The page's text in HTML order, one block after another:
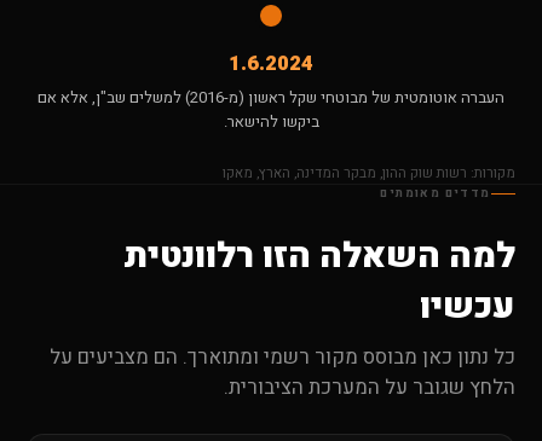
1.6.2024
העברה אוטומטית של מבוטחי שקל ראשון (מ-2016) למשלים שב"ן, אלא אם
ביקשו להישאר.
מקורות: רשות שוק ההון, מבקר המדינה, הארץ, מאקו
מדדים מאומתים
למה השאלה הזו רלוונטית
עכשיו
כל נתון כאן מבוסס מקור רשמי ומתוארך. הם מצביעים על
הלחץ שגובר על המערכת הציבורית.